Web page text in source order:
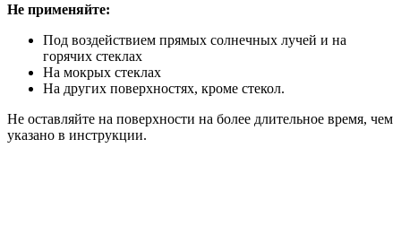
Не применяйте:
Под воздействием прямых солнечных лучей и на
горячих стеклах
На мокрых стеклах
На других поверхностях, кроме стекол.
Не оставляйте на поверхности на более длительное время, чем
указано в инструкции.